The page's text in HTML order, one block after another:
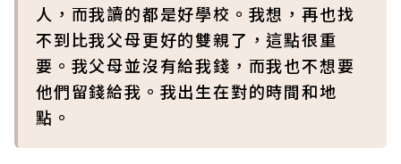
人，而我讀的都是好學校。我想，再也找
不到比我父母更好的雙親了，這點很重
要。我父母並沒有給我錢，而我也不想要
他們留錢給我。我出生在對的時間和地
點。